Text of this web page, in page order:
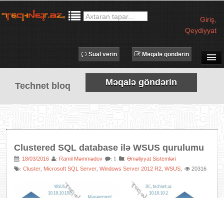
Giriş
Qeydiyyat
SUAL-CAVAB
TECHNET TV
MƏQALƏLƏR
PROQRAMLAR
AVADANLIQLAR
IT LÜĞƏT
Məqalə göndərin
Sual verin
Technet bloq Məqalə göndərin
Clustered SQL database ilə WSUS qurulumu
: 18/03/2016 : Ramil Məmmədov : 1 : Əməliyyat Sistemləri
: Cluster Microsoft SQL Server Windows Server 2012 R2 WSUS 20316